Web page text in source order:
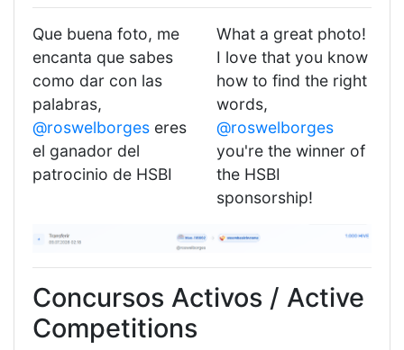
Que buena foto, me
encanta que sabes
como dar con las
palabras,
@roswelborges eres
el ganador del
patrocinio de HSBI
What a great photo!
I love that you know
how to find the right
words,
@roswelborges
you're the winner of
the HSBI
sponsorship!
Concursos Activos / Active
Competitions